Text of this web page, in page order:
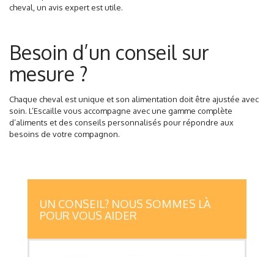
cheval, un avis expert est utile.
Besoin d’un conseil sur
mesure ?
Chaque cheval est unique et son alimentation doit être ajustée avec
soin. L’Escaille vous accompagne avec une gamme complète
d’aliments et des conseils personnalisés pour répondre aux
besoins de votre compagnon.
UN CONSEIL? NOUS SOMMES LÀ
POUR VOUS AIDER